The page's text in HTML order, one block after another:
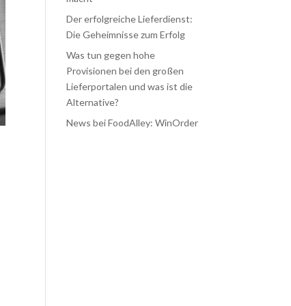
Der erfolgreiche Lieferdienst:
Die Geheimnisse zum Erfolg
Was tun gegen hohe
Provisionen bei den großen
Lieferportalen und was ist die
Alternative?
News bei FoodAlley: WinOrder